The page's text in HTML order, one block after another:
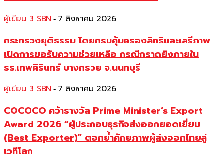
ผู้เขียน 3 SBN - 7 สิงหาคม 2026
กระทรวงยุติธรรม โดยกรมคุ้มครองสิทธิและเสรีภาพ
เปิดการขอรับความช่วยเหลือ กรณีกราดยิงภายใน
รร.เทพศิรินทร์ บางกรวย จ.นนทบุรี
ผู้เขียน 3 SBN - 7 สิงหาคม 2026
COCOCO คว้ารางวัล Prime Minister’s Export
Award 2026 “ผู้ประกอบธุรกิจส่งออกยอดเยี่ยม
(Best Exporter)” ตอกย้ำศักยภาพผู้ส่งออกไทยสู่
เวทีโลก